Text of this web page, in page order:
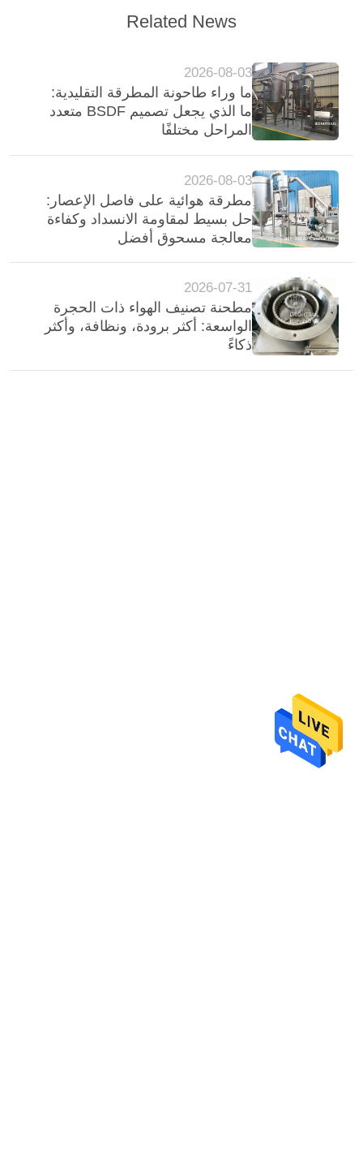
خريطة
الموقع
PRIVACY
POLICY
Related News
2026-08-03
ما وراء طاحونة المطرقة التقليدية:
ما الذي يجعل تصميم BSDF متعدد
المراحل مختلفًا
2026-08-03
مطرقة هوائية على فاصل الإعصار:
حل بسيط لمقاومة الانسداد وكفاءة
معالجة مسحوق أفضل
2026-07-31
مطحنة تصنيف الهواء ذات الحجرة
الواسعة: أكثر برودة، ونظافة، وأكثر
ذكاءً